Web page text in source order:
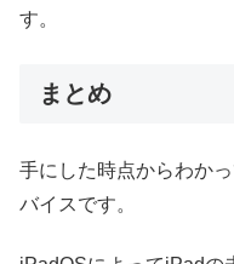
す。
まとめ
手にした時点からわか
バイスです。